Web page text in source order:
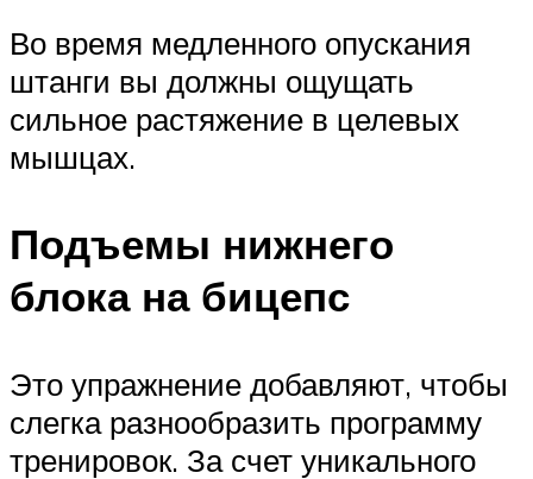
Во время медленного опускания
штанги вы должны ощущать
сильное растяжение в целевых
мышцах.
Подъемы нижнего
блока на бицепс
Это упражнение добавляют, чтобы
слегка разнообразить программу
тренировок. За счет уникального